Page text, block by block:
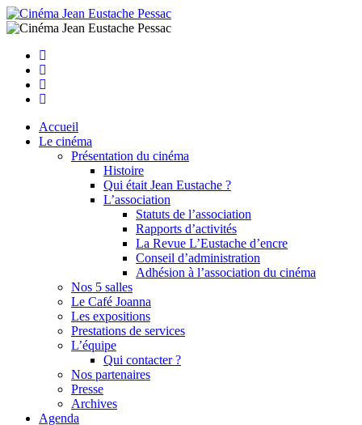
Accueil
Le cinéma
Présentation du cinéma
Histoire
Qui était Jean Eustache ?
L’association
Statuts de l’association
Rapports d’activités
La Revue L’Eustache d’encre
Conseil d’administration
Adhésion à l’association du cinéma
Nos 5 salles
Le Café Joanna
Les expositions
Prestations de services
L’équipe
Qui contacter ?
Nos partenaires
Presse
Archives
Agenda